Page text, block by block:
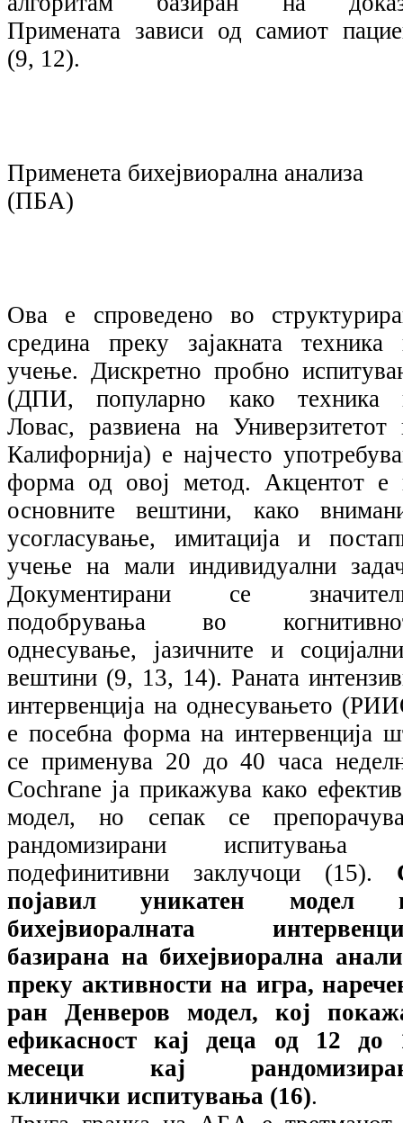
Примената зависи од самиот
(9, 12).
Применета бихејвиорална анализа
(ПБА)
Ова е спроведено во
средина преку зајакната техника
учење. Дискретно пробно
(ДПИ, популарно како техника
Ловас, развиена на Универзитетот
Калифорнија) е најчесто
форма од овој метод. Акцентот е
основните вештини, како
усогласување, имитација и
учење на мали индивидуални
Документирани се
подобрувања во
однесување, јазичните и
вештини (9, 13, 14). Раната
интервенција на однесувањето
е посебна форма на интервенција
се применува 20 до 40 часа
Cochrane ја прикажува како
модел, но сепак се
рандомизирани испитувања
подефинитивни заклучоци (15).
појавил уникатен модел
бихејвиоралната
базирана на бихејвиорална
преку активности на игра,
ран Денверов модел, кој
ефикасност кај деца од 12 до
месеци кај
клинички испитувања (16).